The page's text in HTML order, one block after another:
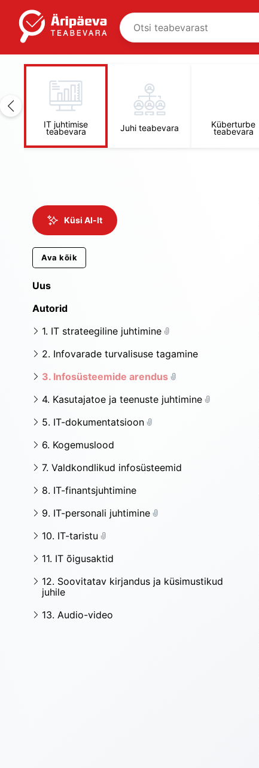
IT juhtimise
teabevara Juhi teabevara Küberturbe
teabevara
Küsi AI-lt
Ava kõik
Uus
Autorid
1. IT strateegiline juhtimine
2. Infovarade turvalisuse tagamine
3. Infosüsteemide arendus
4. Kasutajatoe ja teenuste juhtimine
5. IT-dokumentatsioon
6. Kogemuslood
7. Valdkondlikud infosüsteemid
8. IT-finantsjuhtimine
9. IT-personali juhtimine
10. IT-taristu
11. IT õigusaktid
12. Soovitatav kirjandus ja küsimustikud
juhile
13. Audio-video